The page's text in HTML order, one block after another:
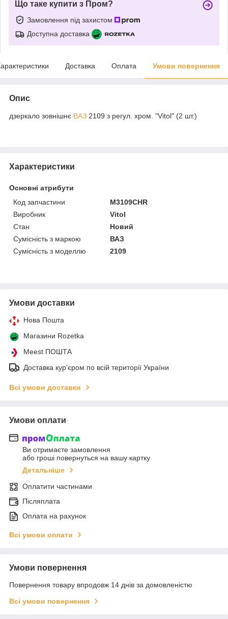
Що таке купити з Пром?
Замовлення під захистом
Доступна доставка
Доставка Оплата Умови повернення
Опис
дзеркало зовнішнє ВАЗ 2109 з регул. хром. "Vitol" (2 шт.)
Характеристики
Основні атрибути
Код запчастини
M3109CHR
Виробник
Vitol
Стан
Новий
Сумісність з маркою
ВАЗ
Сумісність з моделлю
2109
Умови доставки
Нова Пошта
Магазини Rozetka
Meest ПОШТА
Доставка кур'єром по всій території України
Всі умови доставки
Умови оплати
Ви отримаєте замовлення
або гроші повернуться на вашу картку
Детальніше
Оплатити частинами
Післяплата
Оплата на рахунок
Всі умови оплати
Умови повернення
Повернення товару впродовж 14 днів за домовленістю
Всі умови повернення